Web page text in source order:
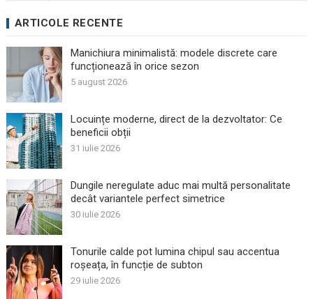
ARTICOLE RECENTE
Manichiura minimalistă: modele discrete care
funcționează în orice sezon
5 august 2026
Locuințe moderne, direct de la dezvoltator: Ce
beneficii obții
31 iulie 2026
Dungile neregulate aduc mai multă personalitate
decât variantele perfect simetrice
30 iulie 2026
Tonurile calde pot lumina chipul sau accentua
roșeața, în funcție de subton
29 iulie 2026